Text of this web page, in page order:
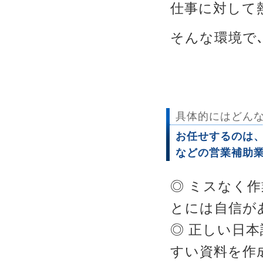
仕事に対し
そんな環境で
具体的にはどん
お任せするのは
などの営業補助
◎ ミスなく作
とには自信が
◎ 正しい日本
すい資料を作